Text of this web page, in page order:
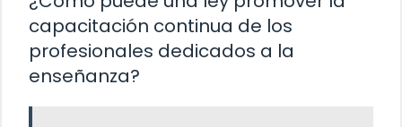
capacitación continua de los
profesionales dedicados a la
enseñanza?